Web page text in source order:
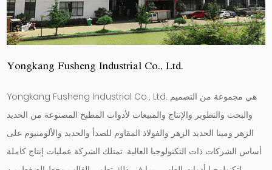
Yongkang Fusheng Industrial Co., Ltd.
Yongkang Fusheng Industrial Co., Ltd. هي مجموعة من التصميم
والبحث والتطوير والإنتاج والمبيعات لأدوات المطبخ المصنوعة من الحديد
الزهر ومينا الحديد الزهر والفولاذ المقاوم للصدأ والحديد والألومنيوم على
أساس الشركات ذات التكنولوجيا العالية. تمتلك الشركة عمليات إنتاج كاملة